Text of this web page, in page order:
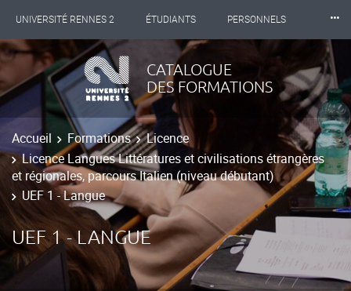
UNIVERSITÉ RENNES 2 ÉTUDIANTS PERSONNELS
INTERNATIONAL PROFESSIONNELS BIBLIOTHÈQUES
LES NOUVELLES DE RENNES 2
⸱⸱⸱
CATALOGUE
DES FORMATIONS
Accueil Formations
Licence
Licence Langues Littératures et civilisations étrangères
et régionales, parcours Italien (niveau débutant)
UEF 1 - Langue
UEF 1 - LANGUE